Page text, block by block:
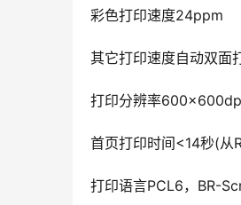
彩色打印速度24ppm
其它打印速度自动双面
打印分辨率
首页打印时间<14秒(从
打印语言PCL6，BR-